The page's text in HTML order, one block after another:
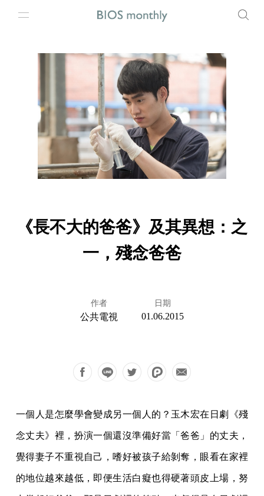
《長不大的爸爸》及其異想：之
一，殘念爸爸
作者
公共電視
日期
01.06.2015
一個人是怎麼學會變成另一個人的？玉木宏在日劇《殘
念丈夫》裡，扮演一個還沒準備好當「爸爸」的丈夫，
覺得妻子不重視自己，嗜好被孩子給剝奪，眼看在家裡
的地位越來越低，即便生活白癡也得硬著頭皮上場，努